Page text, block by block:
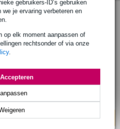
gebruikers-ID’s gebruiken
je ervaring verbeteren en
op elk moment aanpassen of
rechtsonder of via onze
.
Accepteren
25 reviews
GLIDE case for 3x Teenage
Pocket Operators Sub +
Set
€ 325,- € 317,-
bij de leverancier
winkelwagen